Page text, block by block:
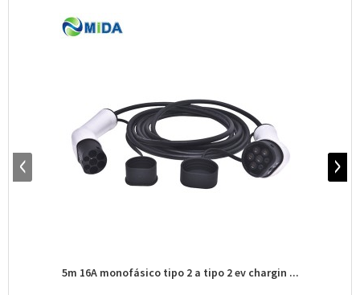
5m 16A monofásico tipo 2 a tipo 2 ev chargin ...